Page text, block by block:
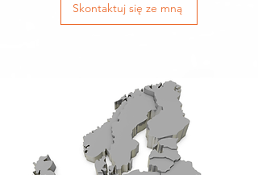
Skontaktuj się ze mną